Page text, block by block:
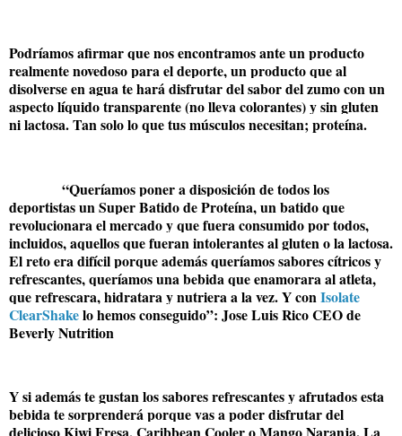
Podríamos afirmar que nos encontramos ante un producto
realmente novedoso para el deporte, un producto que al
disolverse en agua te hará disfrutar del sabor del zumo con un
aspecto líquido transparente (no lleva colorantes) y sin gluten
ni lactosa. Tan solo lo que tus músculos necesitan; proteína.
“Queríamos poner a disposición de todos los
deportistas un Super Batido de Proteína, un batido que
revolucionara el mercado y que fuera consumido por todos,
incluidos, aquellos que fueran intolerantes al gluten o la lactosa.
El reto era difícil porque además queríamos sabores cítricos y
refrescantes, queríamos una bebida que enamorara al atleta,
que refrescara, hidratara y nutriera a la vez. Y con Isolate
ClearShakelo hemos conseguido”: Jose Luis Rico CEO de
Beverly Nutrition
Y si además te gustan los sabores refrescantes y afrutados esta
bebida te sorprenderá porque vas a poder disfrutar del